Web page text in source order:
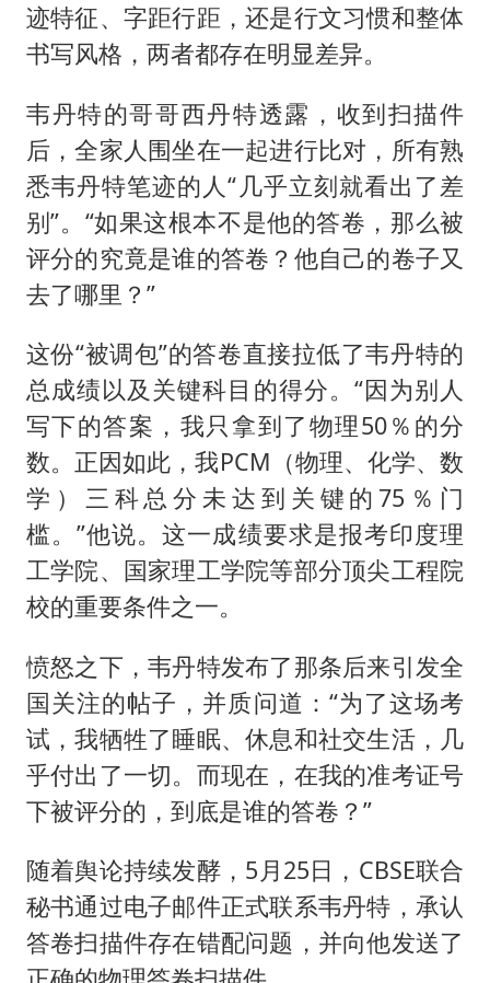
迹特征、字距行距，还是行文习惯和整体
书写风格，两者都存在明显差异。
韦丹特的哥哥西丹特透露，收到扫描件
后，全家人围坐在一起进行比对，所有熟
悉韦丹特笔迹的人“几乎立刻就看出了差
别”。“如果这根本不是他的答卷，那么被
评分的究竟是谁的答卷？他自己的卷子又
去了哪里？”
这份“被调包”的答卷直接拉低了韦丹特的
总成绩以及关键科目的得分。“因为别人
写下的答案，我只拿到了物理50％的分
数。正因如此，我PCM（物理、化学、数
学）三科总分未达到关键的75％门
槛。”他说。这一成绩要求是报考印度理
工学院、国家理工学院等部分顶尖工程院
校的重要条件之一。
愤怒之下，韦丹特发布了那条后来引发全
国关注的帖子，并质问道：“为了这场考
试，我牺牲了睡眠、休息和社交生活，几
乎付出了一切。而现在，在我的准考证号
下被评分的，到底是谁的答卷？”
随着舆论持续发酵，5月25日，CBSE联合
秘书通过电子邮件正式联系韦丹特，承认
答卷扫描件存在错配问题，并向他发送了